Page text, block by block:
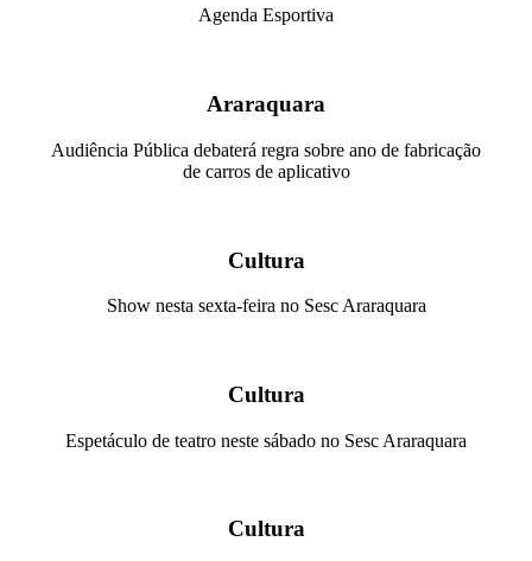
Agenda Esportiva
Araraquara
Audiência Pública debaterá regra sobre ano de fabricação
de carros de aplicativo
Cultura
Show nesta sexta-feira no Sesc Araraquara
Cultura
Espetáculo de teatro neste sábado no Sesc Araraquara
Cultura